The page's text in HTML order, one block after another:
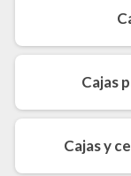
Cajas
Cajas y